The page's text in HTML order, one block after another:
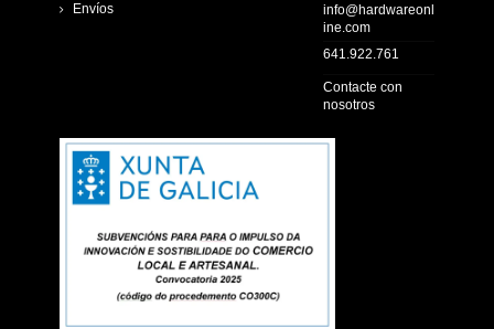
Envíos
info@hardwareonl
ine.com
641.922.761
Contacte con
nosotros